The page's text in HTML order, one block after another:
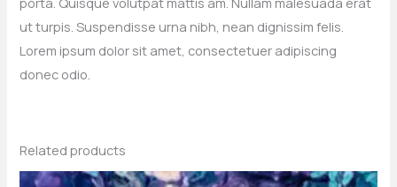
ut turpis. Suspendisse urna nibh, nean dignissim felis.
Lorem ipsum dolor sit amet, consectetuer adipiscing
donec odio.
Related products